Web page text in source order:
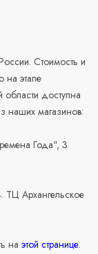
Стоимость и
на этапе
доступна
наших магазинов:
Года", 3
ТЦ Архангельское
на этой странице.